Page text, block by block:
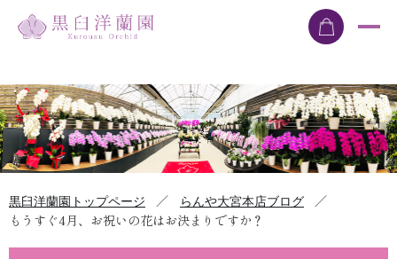
黒臼洋蘭園トップページ ／ らんや大宮本店ブログ
／
もうすぐ4月、お祝いの花はお決まりですか？